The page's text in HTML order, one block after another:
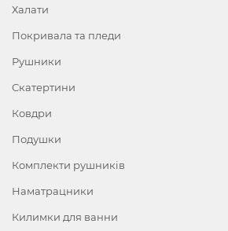
Халати
Покривала та пледи
Рушники
Скатертини
Ковдри
Подушки
Комплекти рушників
Наматрацники
Килимки для ванни